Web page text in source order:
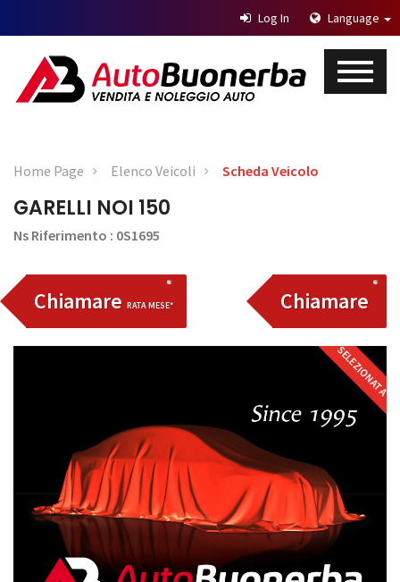
Log In Language
Home Page Elenco Veicoli Scheda Veicolo
GARELLI NOI 150
Ns Riferimento : 0S1695
Chiamare RATA MESE* Chiamare
SELEZIONATA